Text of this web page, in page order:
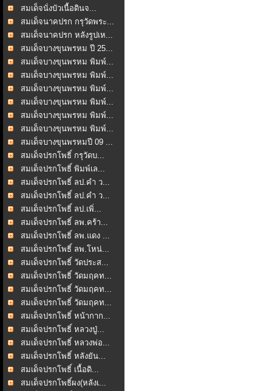
สมเด็จนั่งบัวเนื้อดินจ...
สมเด็จนาคปรก กรุวัดพระ...
สมเด็จนาคปรก หลังรูปเห...
สมเด็จบางขุนพรหม ปี 25...
สมเด็จบางขุนพรหม พิมพ์...
สมเด็จบางขุนพรหม พิมพ์...
สมเด็จบางขุนพรหม พิมพ์...
สมเด็จบางขุนพรหม พิมพ์...
สมเด็จบางขุนพรหม พิมพ์...
สมเด็จบางขุนพรหม พิมพ์...
สมเด็จบางขุนพรหมปี 09 ...
สมเด็จปรกโพธิ์ กรุวัดบ...
สมเด็จปรกโพธิ์ พิมพ์เล...
สมเด็จปรกโพธิ์ ลป.คำ ว...
สมเด็จปรกโพธิ์ ลป.คำ ว...
สมเด็จปรกโพธิ์ ลป.เพิ่...
สมเด็จปรกโพธิ์ ลพ.คร้า...
สมเด็จปรกโพธิ์ ลพ.แดง ...
สมเด็จปรกโพธิ์ ลพ.โหน่...
สมเด็จปรกโพธิ์ วัดประส...
สมเด็จปรกโพธิ์ วัดมฤคท...
สมเด็จปรกโพธิ์ วัดมฤคท...
สมเด็จปรกโพธิ์ วัดมฤคท...
สมเด็จปรกโพธิ์ หน้ากาก...
สมเด็จปรกโพธิ์ หลวงปู่...
สมเด็จปรกโพธิ์ หลวงพ่อ...
สมเด็จปรกโพธิ์ หลังยัน...
สมเด็จปรกโพธิ์ เนื้อดิ...
สมเด็จปรกโพธิ์ผง(หลังเ...